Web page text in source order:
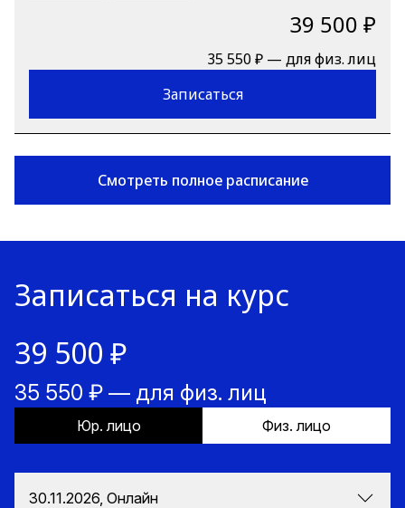
39 500 ₽
35 550 ₽ — для физ. лиц
Записаться
Смотреть полное расписание
Записаться на курс
39 500 ₽
35 550 ₽ — для физ. лиц
Юр. лицо Физ. лицо
30.11.2026, Онлайн